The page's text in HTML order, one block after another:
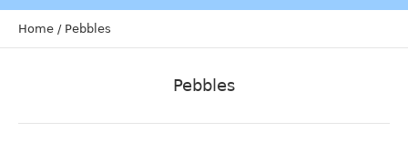
Home / Pebbles
Pebbles